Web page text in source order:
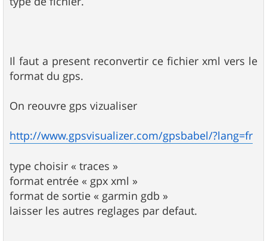
Il faut a present reconvertir ce fichier xml vers le
format du gps.
On reouvre gps vizualiser
http://www.gpsvisualizer.com/gpsbabel/?lang=fr
type choisir « traces »
format entrée « gpx xml »
format de sortie « garmin gdb »
laisser les autres reglages par defaut.